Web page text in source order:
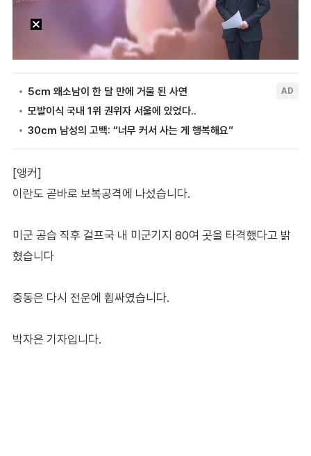
[앵커]
이란도 곧바로 보복공격에 나섰습니다.
미군 공습 직후 걸프국 내 미군기지 80여 곳을 타격했다고 밝
혔습니다
중동은 다시 전운에 휩싸였습니다.
박자은 기자입니다.